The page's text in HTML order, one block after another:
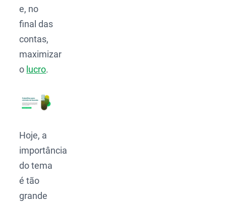
e, no
final das
contas,
maximizar
o lucro.
Hoje, a
importância
do tema
é tão
grande